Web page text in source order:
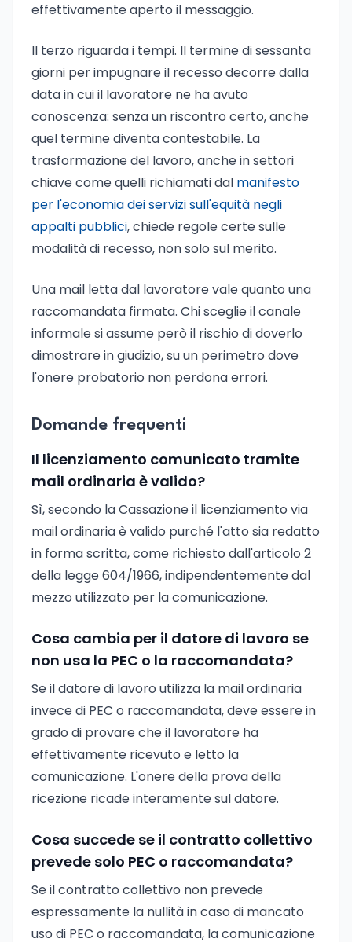
effettivamente aperto il messaggio.
Il terzo riguarda i tempi. Il termine di sessanta
giorni per impugnare il recesso decorre dalla
data in cui il lavoratore ne ha avuto
conoscenza: senza un riscontro certo, anche
quel termine diventa contestabile. La
trasformazione del lavoro, anche in settori
chiave come quelli richiamati dal manifesto
per l'economia dei servizi sull'equità negli
appalti pubblici, chiede regole certe sulle
modalità di recesso, non solo sul merito.
Una mail letta dal lavoratore vale quanto una
raccomandata firmata. Chi sceglie il canale
informale si assume però il rischio di doverlo
dimostrare in giudizio, su un perimetro dove
l'onere probatorio non perdona errori.
Domande frequenti
Il licenziamento comunicato tramite
mail ordinaria è valido?
Sì, secondo la Cassazione il licenziamento via
mail ordinaria è valido purché l'atto sia redatto
in forma scritta, come richiesto dall'articolo 2
della legge 604/1966, indipendentemente dal
mezzo utilizzato per la comunicazione.
Cosa cambia per il datore di lavoro se
non usa la PEC o la raccomandata?
Se il datore di lavoro utilizza la mail ordinaria
invece di PEC o raccomandata, deve essere in
grado di provare che il lavoratore ha
effettivamente ricevuto e letto la
comunicazione. L'onere della prova della
ricezione ricade interamente sul datore.
Cosa succede se il contratto collettivo
prevede solo PEC o raccomandata?
Se il contratto collettivo non prevede
espressamente la nullità in caso di mancato
uso di PEC o raccomandata, la comunicazione